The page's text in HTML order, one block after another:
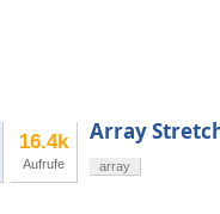
16.4k
Aufrufe
Array
array